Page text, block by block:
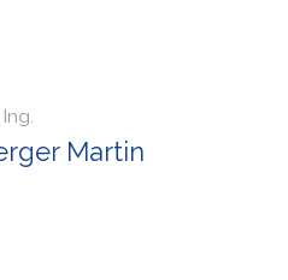
Ing.
Martin